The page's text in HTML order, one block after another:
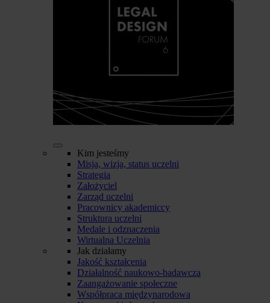
Kim jesteśmy
Misja, wizja, status uczelni
Strategia
Założyciel
Zarząd uczelni
Pracownicy akademiccy
Struktura uczelni
Medale i odznaczenia
Wirtualna Uczelnia
Jak działamy
Jakość kształcenia
Działalność naukowo-badawcza
Zaangażowanie społeczne
Współpraca międzynarodowa